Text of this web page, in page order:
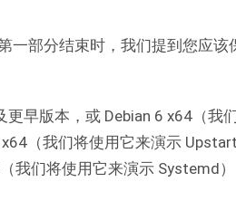
一部分结束时，我们提到您应
更早版本，或 Debian 6 x64（我
（我们将使用它来演示
我们将使用它来演示 Systemd